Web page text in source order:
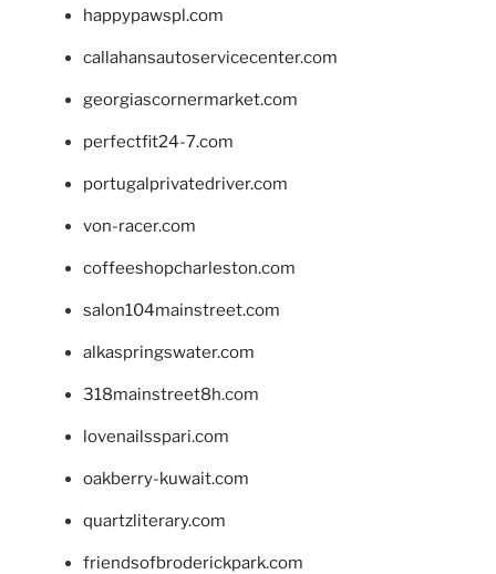
happypawspl.com
callahansautoservicecenter.com
georgiascornermarket.com
perfectfit24-7.com
portugalprivatedriver.com
von-racer.com
coffeeshopcharleston.com
salon104mainstreet.com
alkaspringswater.com
318mainstreet8h.com
lovenailsspari.com
oakberry-kuwait.com
quartzliterary.com
friendsofbroderickpark.com